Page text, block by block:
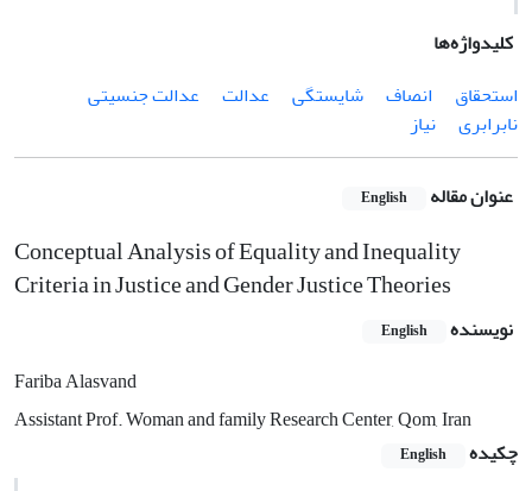
کلیدواژه‌ها
استحقاق
انصاف شایستگی عدالت
عدالت جنسیتی
نابرابری
نیاز
عنوان مقاله English
Conceptual Analysis of Equality and Inequality
Criteria in Justice and Gender Justice Theories
نویسنده English
Fariba Alasvand
Assistant Prof. Woman and family Research Center, Qom, Iran
چکیده
English